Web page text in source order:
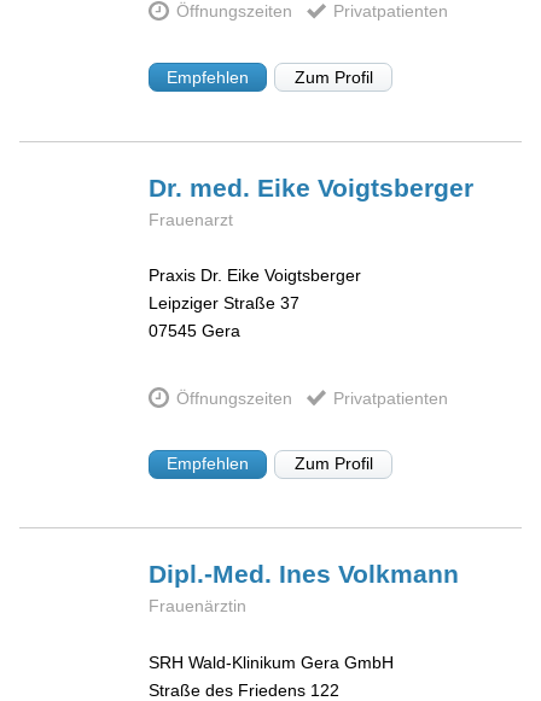
Öffnungszeiten Privatpatienten
Empfehlen Zum Profil
Dr. med. EikeVoigtsberger
Frauenarzt
Praxis Dr. Eike Voigtsberger
Leipziger Straße 37
07545 Gera
Öffnungszeiten Privatpatienten
Empfehlen Zum Profil
Dipl.-Med. InesVolkmann
Frauenärztin
SRH Wald-Klinikum Gera GmbH
Straße des Friedens 122